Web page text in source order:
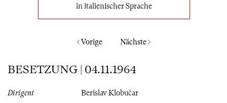
in italienischer Sprache
Vorige Nächste
BESETZUNG | 04.11.1964
Dirigent
Berislav Klobučar